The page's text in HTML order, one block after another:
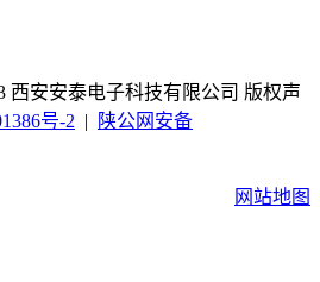
西安安泰电子科技有限公司 版权声
号-2 |
陕公网安备
网站地图